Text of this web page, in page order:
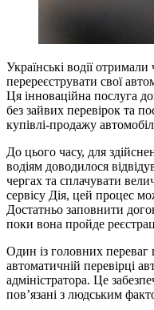
Українські водії
перереєструвати свої
Ця інноваційна послуга
без зайвих перевірок та
купівлі-продажу
До цього часу, для
водіям доводилося
чергах та сплачувати
сервісу Дія, цей процес
Достатньо заповнити
поки вона пройде
Один із головних переваг
автоматичній перевірці
адміністратора. Це
пов’язані з людським